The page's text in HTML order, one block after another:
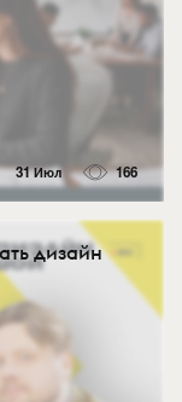
31 Июл 166
дизайн